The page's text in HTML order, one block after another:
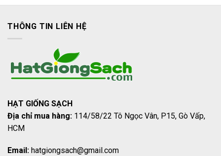
THÔNG TIN LIÊN HỆ
HẠT GIỐNG SẠCH
Địa chỉ mua hàng: 114/58/22 Tô Ngọc Vân, P15, Gò Vấp,
HCM
Email: hatgiongsach@gmail.com